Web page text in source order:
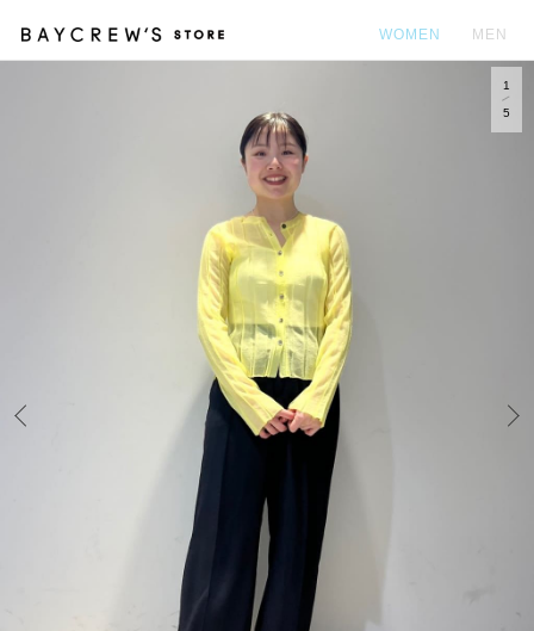
WOMEN MEN
1
5